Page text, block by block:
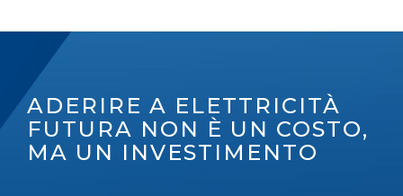
ADERIRE A ELETTRICITÀ
FUTURA NON È UN COSTO,
MA UN INVESTIMENTO